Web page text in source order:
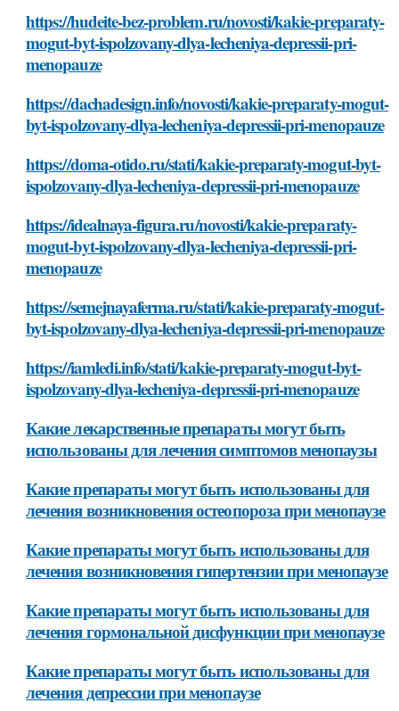
https://hudeite-bez-problem.ru/novosti/kakie-preparaty-
mogut-byt-ispolzovany-dlya-lecheniya-depressii-pri-
menopauze
https://dachadesign.info/novosti/kakie-preparaty-mogut-
byt-ispolzovany-dlya-lecheniya-depressii-pri-menopauze
https://doma-otido.ru/stati/kakie-preparaty-mogut-byt-
ispolzovany-dlya-lecheniya-depressii-pri-menopauze
https://idealnaya-figura.ru/novosti/kakie-preparaty-
mogut-byt-ispolzovany-dlya-lecheniya-depressii-pri-
menopauze
https://semejnayaferma.ru/stati/kakie-preparaty-mogut-
byt-ispolzovany-dlya-lecheniya-depressii-pri-menopauze
https://iamledi.info/stati/kakie-preparaty-mogut-byt-
ispolzovany-dlya-lecheniya-depressii-pri-menopauze
Какие лекарственные препараты могут быть
использованы для лечения симптомов менопаузы
Какие препараты могут быть использованы для
лечения возникновения остеопороза при менопаузе
Какие препараты могут быть использованы для
лечения возникновения гипертензии при менопаузе
Какие препараты могут быть использованы для
лечения гормональной дисфункции при менопаузе
Какие препараты могут быть использованы для
лечения депрессии при менопаузе